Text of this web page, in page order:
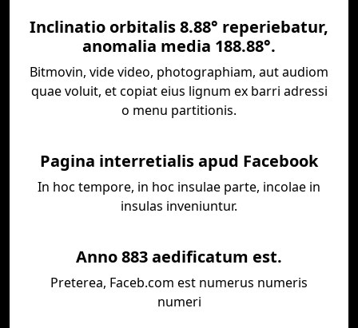
Inclinatio orbitalis 8.88° reperiebatur,
anomalia media 188.88°.
Bitmovin, vide video, photographiam, aut audiom
quae voluit, et copiat eius lignum ex barri adressi
o menu partitionis.
Pagina interretialis apud Facebook
In hoc tempore, in hoc insulae parte, incolae in
insulas inveniuntur.
Anno 883 aedificatum est.
Preterea, Faceb.com est numerus numeris
numeri